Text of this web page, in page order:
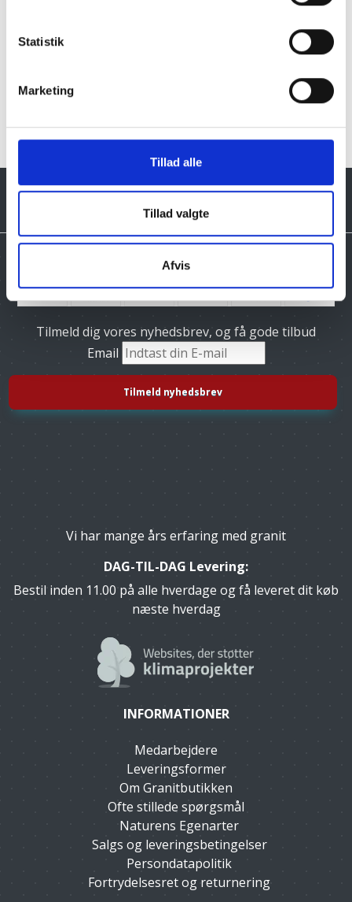
Statistik
Marketing
Tillad alle
Tillad valgte
Afvis
Klik her for Havemøbler oversigt
Tilmeld dig vores nyhedsbrev, og få gode tilbud
Email
Vi har mange års erfaring med granit
DAG-TIL-DAG Levering:
Bestil inden 11.00 på alle hverdage og få leveret dit køb
næste hverdag
INFORMATIONER
Medarbejdere
Leveringsformer
Om Granitbutikken
Ofte stillede spørgsmål
Naturens Egenarter
Salgs og leveringsbetingelser
Persondatapolitik
Fortrydelsesret og returnering